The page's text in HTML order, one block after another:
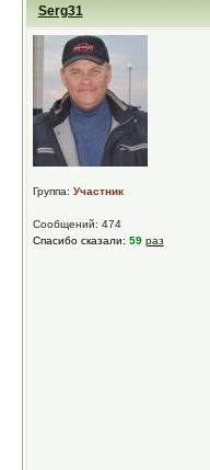
Serg31
Группа: Участник
Сообщений: 474
Спасибо сказали: 59 раз